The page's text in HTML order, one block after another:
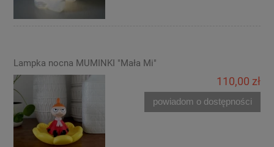
Lampka nocna MUMINKI "Mała Mi"
110,00 zł
powiadom o dostępności